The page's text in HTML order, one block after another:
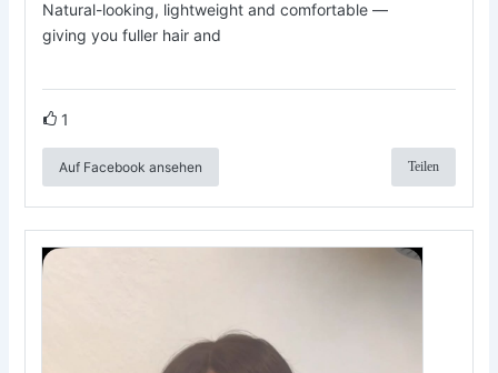
Natural-looking, lightweight and comfortable —
giving you fuller hair and
1
Auf Facebook ansehen Teilen